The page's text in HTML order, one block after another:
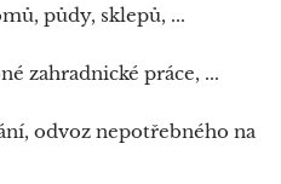
půdy, sklepů, ...
zahradnické práce, ...
odvoz nepotřebného na